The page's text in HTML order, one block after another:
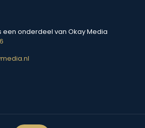
een onderdeel van Okay Media